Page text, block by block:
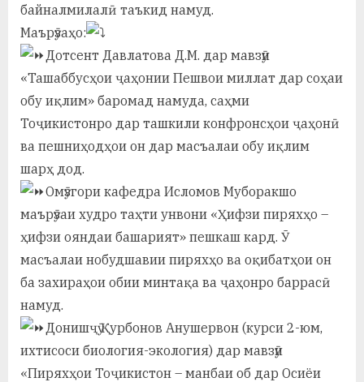
и
у
а
байналмилалӣ таъкид намуд.
Маърӯзаҳо:
Дотсент Давлатова Д.М. дар мавзӯи
«Ташаббусҳои ҷаҳонии Пешвои миллат дар соҳаи
обу иқлим» баромад намуда, саҳми
Тоҷикистонро дар ташкили конфронсҳои ҷаҳонӣ
ва пешниҳодҳои он дар масъалаи обу иқлим
шарҳ дод.
Омӯзгори кафедра Исломов Муборакшо
маърӯзаи худро таҳти унвони «Ҳифзи пиряхҳо –
ҳифзи ояндаи башарият» пешкаш кард. Ӯ
масъалаи нобудшавии пиряхҳо ва оқибатҳои он
ба захираҳои обии минтақа ва ҷаҳонро баррасӣ
намуд.
Донишҷӯ Қурбонов Анушервон (курси 2-юм,
ихтисоси биология-экология) дар мавзӯи
«Пиряхҳои Тоҷикистон – манбаи об дар Осиёи